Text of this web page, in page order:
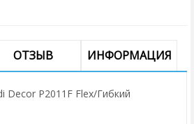
ОТЗЫВ ИНФОРМАЦИЯ
Decor P2011F Flex/Гибкий